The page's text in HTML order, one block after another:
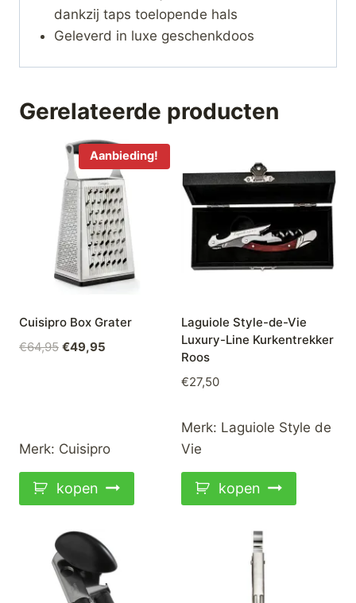
dankzij taps toelopende hals
Geleverd in luxe geschenkdoos
Gerelateerde producten
Aanbieding!
Cuisipro Box Grater
€64,95 Oorspronkelijke
€49,95
Merk: Cuisipro
kopen
Laguiole Style-de-Vie
Luxury-Line Kurkentrekker
Roos
€27,50
Merk: Laguiole Style de
Vie
kopen